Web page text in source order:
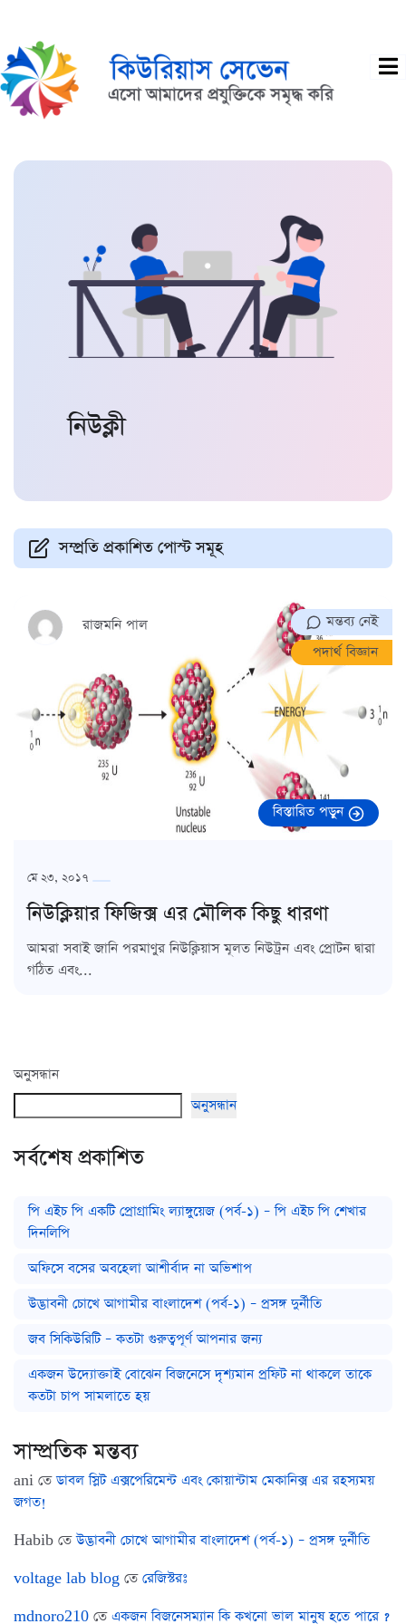
নিউক্লী
সম্প্রতি প্রকাশিত পোস্ট সমূহ
রাজমনি পাল
মন্তব্য নেই
পদার্থ বিজ্ঞান
বিস্তারিত পড়ুন
মে ২৩, ২০১৭
নিউক্লিয়ার ফিজিক্স এর মৌলিক কিছু ধারণা
আমরা সবাই জানি পরমাণুর নিউক্লিয়াস মূলত নিউট্রন এবং প্রোটন দ্বারা
গঠিত এবং...
অনুসন্ধান
অনুসন্ধান
সর্বশেষ প্রকাশিত
পি এইচ পি একটি প্রোগ্রামিং ল্যাঙ্গুয়েজ (পর্ব-১) – পি এইচ পি শেখার
দিনলিপি
অফিসে বসের অবহেলা আশীর্বাদ না অভিশাপ
উদ্ভাবনী চোখে আগামীর বাংলাদেশ (পর্ব-১) – প্রসঙ্গ দুর্নীতি
জব সিকিউরিটি – কতটা গুরুত্বপূর্ণ আপনার জন্য
একজন উদ্যোক্তাই বোঝেন বিজনেসে দৃশ্যমান প্রফিট না থাকলে তাকে
কতটা চাপ সামলাতে হয়
সাম্প্রতিক মন্তব্য
ani তেডাবল স্লিট এক্সপেরিমেন্ট এবং কোয়ান্টাম মেকানিক্স এর রহস্যময়
জগত!
Habib তেউদ্ভাবনী চোখে আগামীর বাংলাদেশ (পর্ব-১) – প্রসঙ্গ দুর্নীতি
voltage lab blog তেরেজিস্টরঃ
mdnoro210 তেএকজন বিজনেসম্যান কি কখনো ভাল মানুষ হতে পারে ?